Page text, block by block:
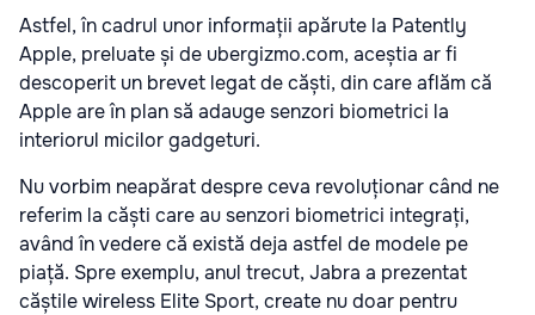
Astfel, în cadrul unor informații apărute la Patently
Apple, preluate și de ubergizmo.com, aceștia ar fi
descoperit un brevet legat de căști, din care aflăm că
Apple are în plan să adauge senzori biometrici la
interiorul micilor gadgeturi.
Nu vorbim neapărat despre ceva revoluționar când ne
referim la căști care au senzori biometrici integrați,
având în vedere că există deja astfel de modele pe
piață. Spre exemplu, anul trecut, Jabra a prezentat
căștile wireless Elite Sport, create nu doar pentru